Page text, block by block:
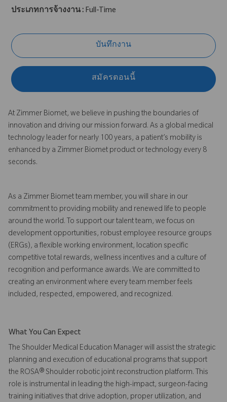
ประเภทการจ้างงาน : Full-Time
บันทึกงาน
สมัครตอนนี้
At Zimmer Biomet, we believe in pushing the boundaries of
innovation and driving our mission forward. As a global medical
technology leader for nearly 100 years, a patient’s mobility is
enhanced by a Zimmer Biomet product or technology every 8
seconds.
As a Zimmer Biomet team member, you will share in our
commitment to providing mobility and renewed life to people
around the world. To support our talent team, we focus on
development opportunities, robust employee resource groups
(ERGs), a flexible working environment, location specific
competitive total rewards, wellness incentives and a culture of
recognition and performance awards. We are committed to
creating an environment where every team member feels
included, respected, empowered, and recognized.
What You Can Expect
The Shoulder Medical Education Manager will assist the strategic
planning and execution of educational programs that support
the ROSA® Shoulder robotic joint reconstruction platform. This
role is instrumental in leading the high-impact, surgeon-facing
training initiatives that drive adoption, proper utilization, and